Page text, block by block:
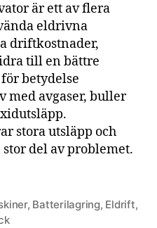
är ett av flera
eldrivna
driftkostnader,
till en bättre
betydelse
med avgaser, buller
stora utsläpp och
del av problemet.
, Batterilagring, Eldrift,